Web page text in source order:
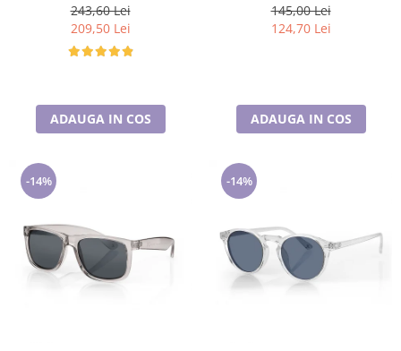
ST.1.10116.1
243,60 Lei
209,50 Lei
ADAUGA IN COS
Sunglasses, DK3264-2
145,00 Lei
124,70 Lei
ADAUGA IN COS
-14% -14%